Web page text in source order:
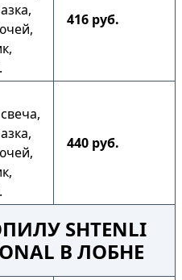
416 руб.
440 руб.
SHTENLI
В ЛОБНЕ